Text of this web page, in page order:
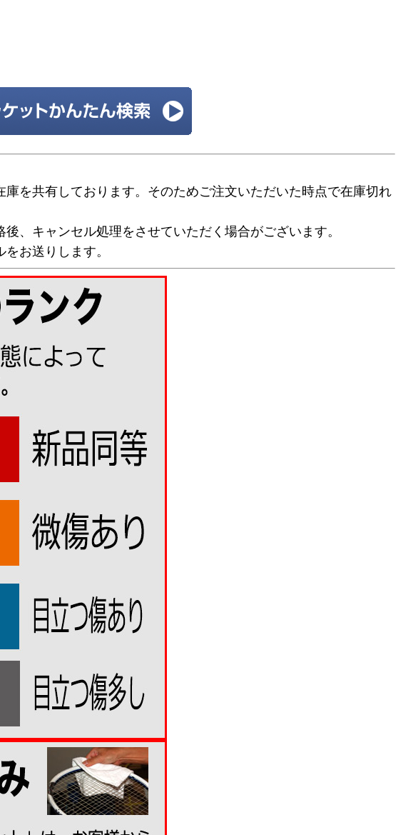
を共有しております。そのためご注文いただいた時点で在庫切れ
、キャンセル処理をさせていただく場合がございます。
お送りします。